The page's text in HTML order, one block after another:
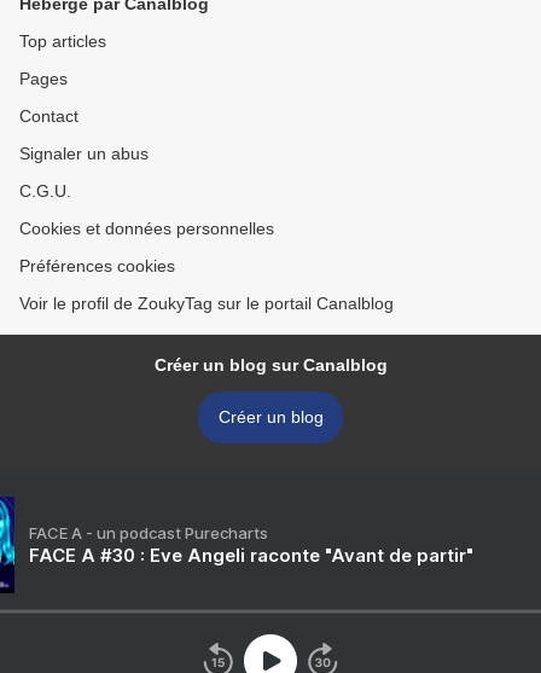
Top articles
Pages
Contact
Signaler un abus
C.G.U.
Cookies et données personnelles
Préférences cookies
Voir le profil de ZoukyTag sur le portail Canalblog
Créer un blog sur Canalblog
Créer un blog
FACE A - un podcast Purecharts
FACE A #30 : Eve Angeli raconte "Avant de partir"